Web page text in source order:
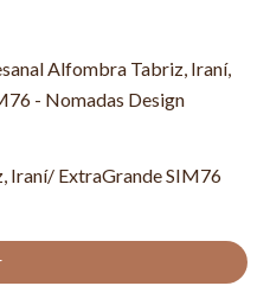
Iraní/ ExtraGrande SIM76